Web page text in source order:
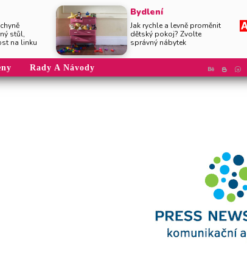
stůl,
na linku
Bydlení
Jak rychle a levně proměnit
dětský pokoj? Zvolte
správný nábytek
Rady A Návody